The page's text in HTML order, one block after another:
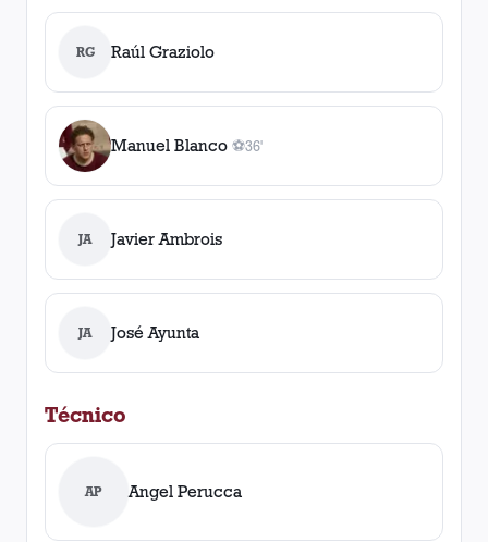
RG Raúl Graziolo
Manuel Blanco ⚽
1gol
36'
JA Javier Ambrois
JA José Ayunta
Técnico
AP Angel Perucca